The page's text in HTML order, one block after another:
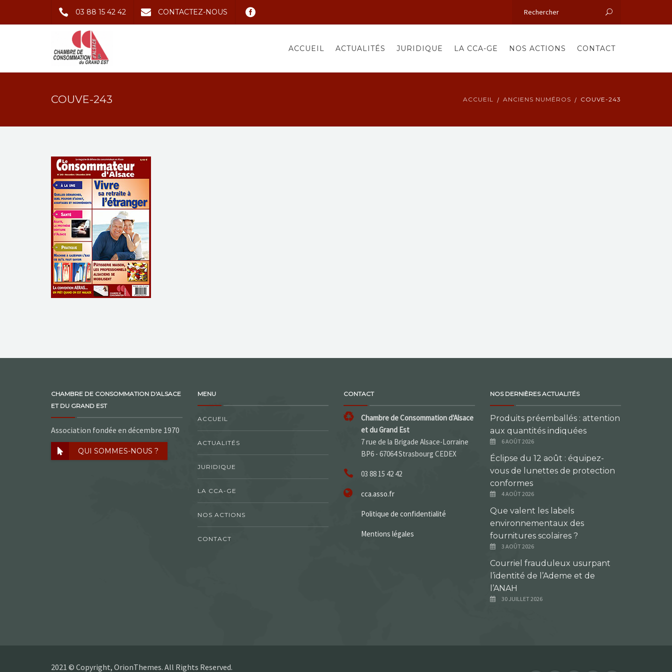
03 88 15 42 42 CONTACTEZ-NOUS
ACCUEIL ACTUALITÉS JURIDIQUE LA CCA-GE NOS ACTIONS CONTACT
COUVE-243 ACCUEIL ANCIENS NUMÉROS COUVE-243
CHAMBRE DE CONSOMMATION D'ALSACE
ET DU GRAND EST
Association fondée en décembre 1970
QUI SOMMES-NOUS ?
MENU
ACCUEIL
ACTUALITÉS
JURIDIQUE
LA CCA-GE
NOS ACTIONS
CONTACT
CONTACT
Chambre de Consommation d'Alsace
et du Grand Est
7 rue de la Brigade Alsace-Lorraine
BP6 - 67064 Strasbourg CEDEX
03 88 15 42 42
cca.asso.fr
Politique de confidentialité
Mentions légales
NOS DERNIÈRES ACTUALITÉS
Produits préemballés : attention
aux quantités indiquées
6 AOÛT 2026
Éclipse du 12 août : équipez-
vous de lunettes de protection
conformes
4 AOÛT 2026
Que valent les labels
environnementaux des
fournitures scolaires ?
3 AOÛT 2026
Courriel frauduleux usurpant
l’identité de l’Ademe et de
l’ANAH
30 JUILLET 2026
2021 © Copyright, OrionThemes. All Rights Reserved.